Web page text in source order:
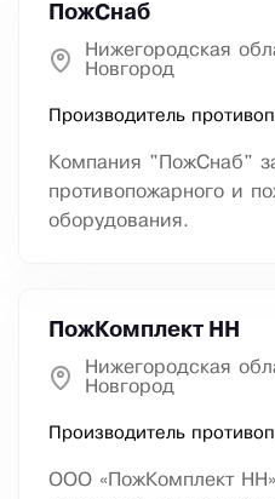
ПожСнаб
Нижегородская
Новгород
Производитель
Компания "ПожСнаб"
противопожарного и
оборудования.
ПожКомплект НН
Нижегородская
Новгород
Производитель
ООО «ПожКомплект